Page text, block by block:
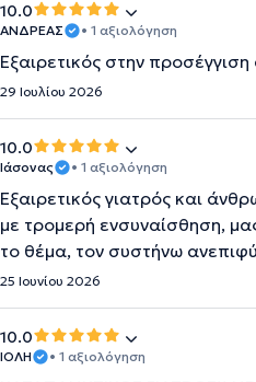
10.0
ΑΝΔΡΕΑΣ • 1 αξιολόγηση
Εξαιρετικός στην
29 Ιουλίου 2026
10.0
Ιάσονας • 1 αξιολόγηση
Εξαιρετικός γιατρός και
με τρομερή ενσυναίσθηση,
το θέμα, τον συστήνω
25 Ιουνίου 2026
10.0
ΙΟΛΗ • 1 αξιολόγηση